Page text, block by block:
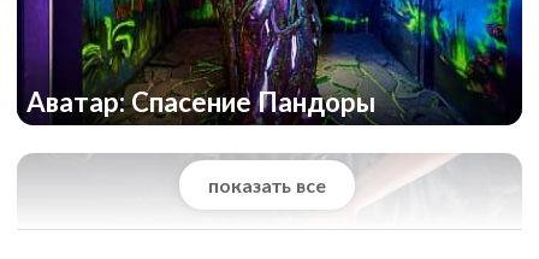
Аватар: Спасение Пандоры
показать все